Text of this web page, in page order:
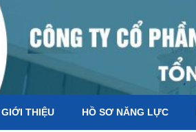
GIỚI THIỆU HỒ SƠ NĂNG LỰC